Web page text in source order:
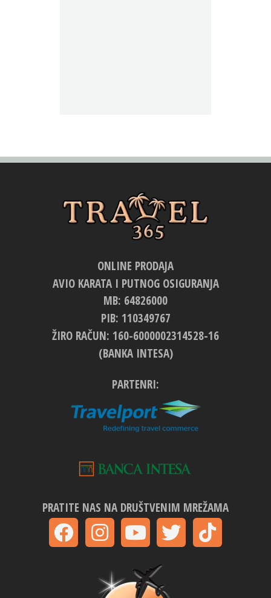
ONLINE PRODAJA
AVIO KARATA I PUTNOG OSIGURANJA
MB: 64826000
PIB: 110349767
ŽIRO RAČUN: 160-6000002314528-16
(BANKA INTESA)
PARTENRI:
PRATITE NAS NA DRUŠTVENIM MREŽAMA